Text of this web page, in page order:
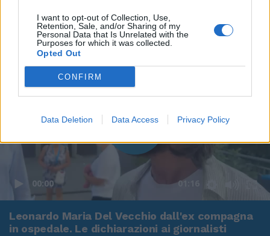
I want to opt-out of Collection, Use,
Retention, Sale, and/or Sharing of my
Personal Data that Is Unrelated with the
Purposes for which it was collected.
Opted Out
CONFIRM
Data Deletion Data Access Privacy Policy
00:00 01:16
Leonardo Maria Del Vecchio dall'ex compagna
in ospedale. Le dichiarazioni ai giornalisti